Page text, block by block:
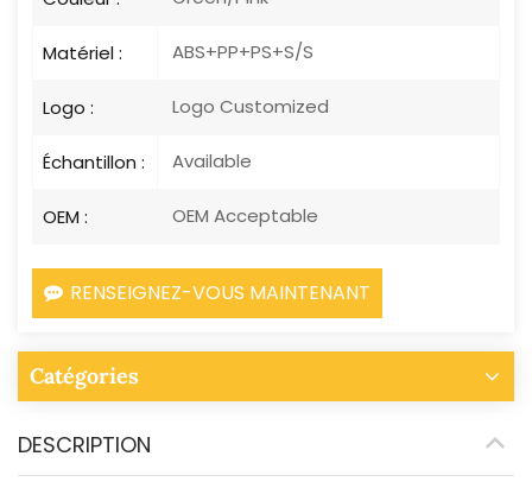
Matériel : ABS+PP+PS+S/S
Logo : Logo Customized
Échantillon : Available
OEM : OEM Acceptable
RENSEIGNEZ-VOUS MAINTENANT
Catégories
DESCRIPTION